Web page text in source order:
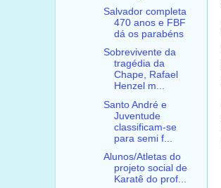
Salvador completa
470 anos e FBF
dá os parabéns
Sobrevivente da
tragédia da
Chape, Rafael
Henzel m...
Santo André e
Juventude
classificam-se
para semi f...
Alunos/Atletas do
projeto social de
Karatê do prof...